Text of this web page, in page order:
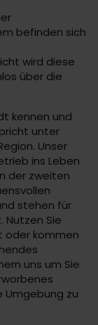
befinden sich
wird diese
über die
kennen und
unter
Unser
ins Leben
der zweiten
stehen für
Nutzen Sie
oder kommen
uns um Sie
Umgebung zu